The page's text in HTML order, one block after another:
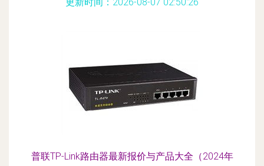
普联TP-Link路由器最新报价与产品大全（2024年